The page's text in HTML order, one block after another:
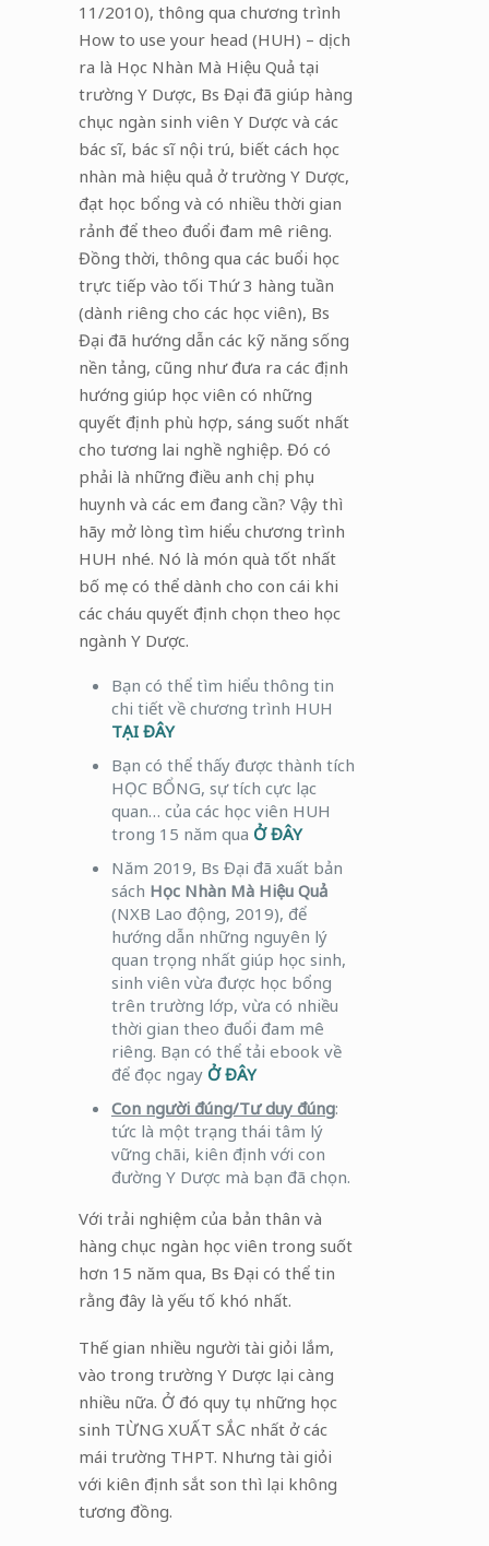
11/2010), thông qua chương trình
How to use your head (HUH) – dịch
ra là Học Nhàn Mà Hiệu Quả tại
trường Y Dược, Bs Đại đã giúp hàng
chục ngàn sinh viên Y Dược và các
bác sĩ, bác sĩ nội trú, biết cách học
nhàn mà hiệu quả ở trường Y Dược,
đạt học bổng và có nhiều thời gian
rảnh để theo đuổi đam mê riêng.
Đồng thời, thông qua các buổi học
trực tiếp vào tối Thứ 3 hàng tuần
(dành riêng cho các học viên), Bs
Đại đã hướng dẫn các kỹ năng sống
nền tảng, cũng như đưa ra các định
hướng giúp học viên có những
quyết định phù hợp, sáng suốt nhất
cho tương lai nghề nghiệp. Đó có
phải là những điều anh chị phụ
huynh và các em đang cần? Vậy thì
hãy mở lòng tìm hiểu chương trình
HUH nhé. Nó là món quà tốt nhất
bố mẹ có thể dành cho con cái khi
các cháu quyết định chọn theo học
ngành Y Dược.
Bạn có thể tìm hiểu thông tin
chi tiết về chương trình HUH
TẠI ĐÂY
Bạn có thể thấy được thành tích
HỌC BỔNG, sự tích cực lạc
quan… của các học viên HUH
trong 15 năm qua Ở ĐÂY
Năm 2019, Bs Đại đã xuất bản
sách Học Nhàn Mà Hiệu Quả
(NXB Lao động, 2019), để
hướng dẫn những nguyên lý
quan trọng nhất giúp học sinh,
sinh viên vừa được học bổng
trên trường lớp, vừa có nhiều
thời gian theo đuổi đam mê
riêng. Bạn có thể tải ebook về
để đọc ngay Ở ĐÂY
Con người đúng/Tư duy đúng:
tức là một trạng thái tâm lý
vững chãi, kiên định với con
đường Y Dược mà bạn đã chọn.
Với trải nghiệm của bản thân và
hàng chục ngàn học viên trong suốt
hơn 15 năm qua, Bs Đại có thể tin
rằng đây là yếu tố khó nhất.
Thế gian nhiều người tài giỏi lắm,
vào trong trường Y Dược lại càng
nhiều nữa. Ở đó quy tụ những học
sinh TỪNG XUẤT SẮC nhất ở các
mái trường THPT. Nhưng tài giỏi
với kiên định sắt son thì lại không
tương đồng.